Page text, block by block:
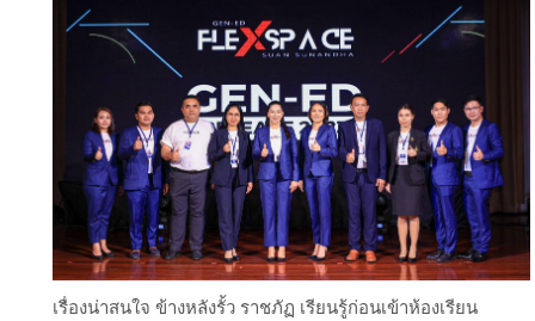
เรื่องน่าสนใจ ข้างหลังรั้ว ราชภัฏ เรียนรู้ก่อนเข้าห้องเรียน